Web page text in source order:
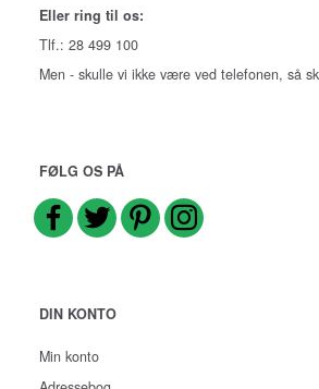
Eller ring til os:
Tlf.: 28 499 100
Men - skulle vi ikke være ved telefonen, så
FØLG OS PÅ
DIN KONTO
Min konto